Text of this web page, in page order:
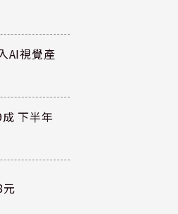
AI視覺產
下半年
元